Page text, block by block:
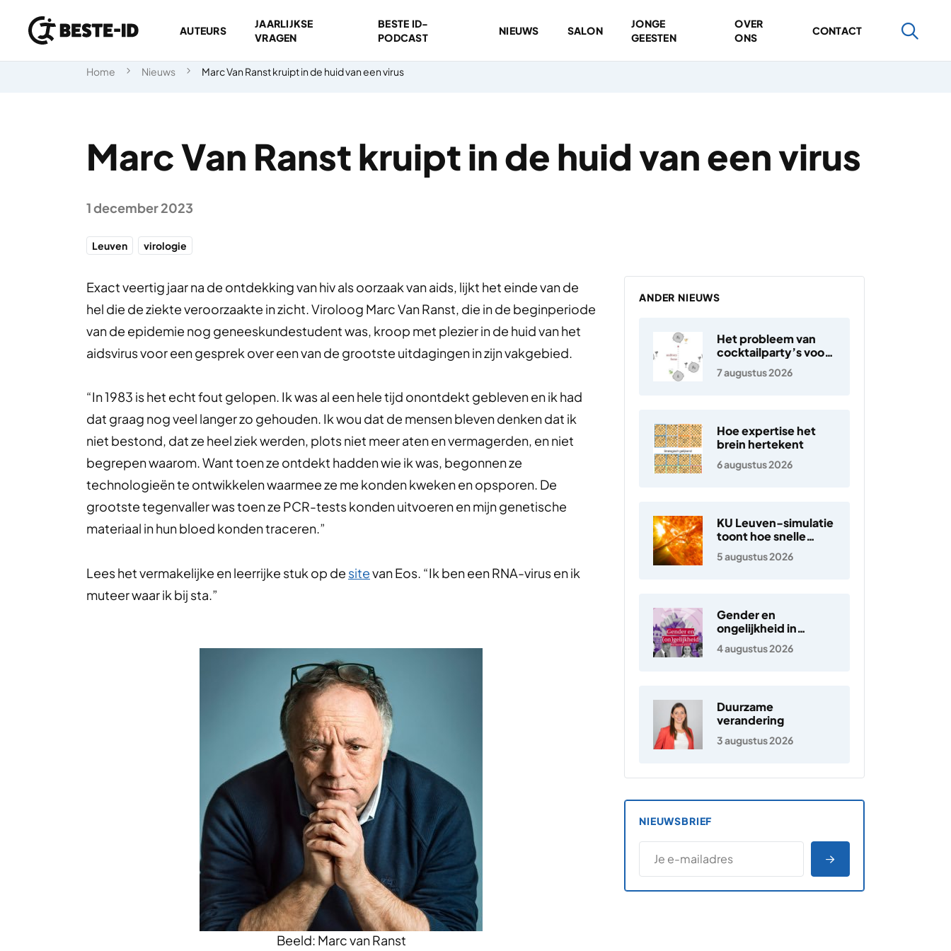
Ga naar inhoud
AUTEURS
JAARLIJKSE
VRAGEN
BESTE ID-
PODCAST
NIEUWS SALON
JONGE
GEESTEN
OVER
ONS
CONTACT
Home Nieuws Marc Van Ranst kruipt in de huid van een virus
Marc Van Ranst kruipt in de huid van een virus
1 december 2023
Leuven virologie
Exact veertig jaar na de ontdekking van hiv als oorzaak van aids, lijkt het einde van de
hel die de ziekte veroorzaakte in zicht. Viroloog Marc Van Ranst, die in de beginperiode
van de epidemie nog geneeskundestudent was, kroop met plezier in de huid van het
aidsvirus voor een gesprek over een van de grootste uitdagingen in zijn vakgebied.
“In 1983 is het echt fout gelopen. Ik was al een hele tijd onontdekt gebleven en ik had
dat graag nog veel langer zo gehouden. Ik wou dat de mensen bleven denken dat ik
niet bestond, dat ze heel ziek werden, plots niet meer aten en vermagerden, en niet
begrepen waarom. Want toen ze ontdekt hadden wie ik was, begonnen ze
technologieën te ontwikkelen waarmee ze me konden kweken en opsporen. De
grootste tegenvaller was toen ze PCR-tests konden uitvoeren en mijn genetische
materiaal in hun bloed konden traceren.”
Lees het vermakelijke en leerrijke stuk op de sitevan Eos. “Ik ben een RNA-virus en ik
muteer waar ik bij sta.”
Beeld: Marc van Ranst
ANDER NIEUWS
Het probleem van
cocktailparty’s voor
hoortoestellen
7 augustus 2026
Hoe expertise het
brein hertekent
6 augustus 2026
KU Leuven-simulatie
toont hoe snelle
elektronen in de
zonnewind ontstaan
5 augustus 2026
Gender en
ongelijkheid in
Nederland
4 augustus 2026
Duurzame
verandering
3 augustus 2026
NIEUWSBRIEF
E-MAILADRES
*
AANMELDEN